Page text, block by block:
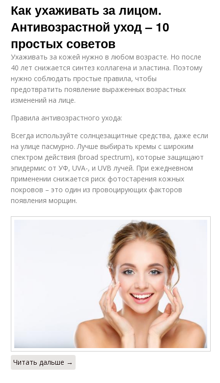
Как ухаживать за лицом.
Антивозрастной уход – 10
простых советов
Ухаживать за кожей нужно в любом возрасте. Но после
40 лет снижается синтез коллагена и эластина. Поэтому
нужно соблюдать простые правила, чтобы
предотвратить появление выраженных возрастных
изменений на лице.
Правила антивозрастного ухода:
Всегда используйте солнцезащитные средства, даже если
на улице пасмурно. Лучше выбирать кремы с широким
спектром действия (broad spectrum), которые защищают
эпидермис от УФ, UVA-, и UVB лучей. При ежедневном
применении снижается риск фотостарения кожных
покровов – это один из провоцирующих факторов
появления морщин.
Читать дальше →